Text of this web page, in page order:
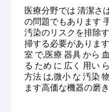
電子工学の超音波
超音波エンジンの
医学の超音波洗剤
医療分野では 清潔さ
の問題でもあります
汚染のリスクを排除
掃する必要がありま
室 で,医療 器具 から
る ため に 広く 用い
方法 は,微小 な 汚染
ます高価な機器の磨
当社は、次のようなさ
てきました。
自動車、金型製造、航
実験室用途など。
いつもあなたのためにこ
私たちは24時間365日対
サポートする準備ができ
当社の超音波洗浄装置